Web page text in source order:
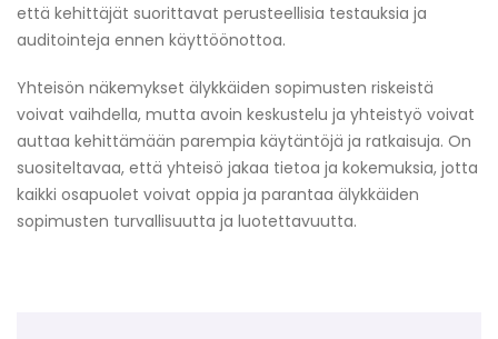
että kehittäjät suorittavat perusteellisia testauksia ja
auditointeja ennen käyttöönottoa.
Yhteisön näkemykset älykkäiden sopimusten riskeistä
voivat vaihdella, mutta avoin keskustelu ja yhteistyö voivat
auttaa kehittämään parempia käytäntöjä ja ratkaisuja. On
suositeltavaa, että yhteisö jakaa tietoa ja kokemuksia, jotta
kaikki osapuolet voivat oppia ja parantaa älykkäiden
sopimusten turvallisuutta ja luotettavuutta.